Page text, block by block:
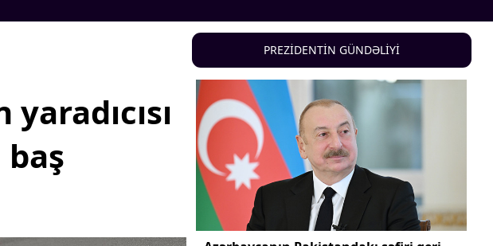
Zəfəri
Kənd təsərrüfatı
Hərbi sənaye
Telekommunikasiya və
Məhkəmə və hüquq
Zəfər - 5
Gənclər və İdman
Media və QHT
PREZİDENTİN GÜNDƏLİYİ